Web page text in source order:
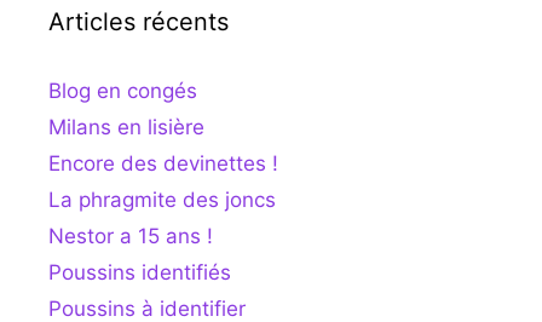
Articles récents
Blog en congés
Milans en lisière
Encore des devinettes !
La phragmite des joncs
Nestor a 15 ans !
Poussins identifiés
Poussins à identifier